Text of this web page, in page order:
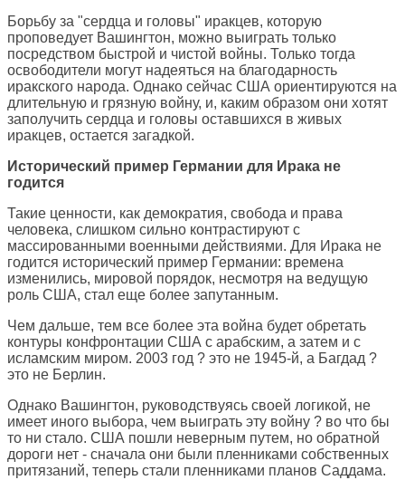
Борьбу за "сердца и головы" иракцев, которую
проповедует Вашингтон, можно выиграть только
посредством быстрой и чистой войны. Только тогда
освободители могут надеяться на благодарность
иракского народа. Однако сейчас США ориентируются на
длительную и грязную войну, и, каким образом они хотят
заполучить сердца и головы оставшихся в живых
иракцев, остается загадкой.
Исторический пример Германии для Ирака не
годится
Такие ценности, как демократия, свобода и права
человека, слишком сильно контрастируют с
массированными военными действиями. Для Ирака не
годится исторический пример Германии: времена
изменились, мировой порядок, несмотря на ведущую
роль США, стал еще более запутанным.
Чем дальше, тем все более эта война будет обретать
контуры конфронтации США с арабским, а затем и с
исламским миром. 2003 год ? это не 1945-й, а Багдад ?
это не Берлин.
Однако Вашингтон, руководствуясь своей логикой, не
имеет иного выбора, чем выиграть эту войну ? во что бы
то ни стало. США пошли неверным путем, но обратной
дороги нет - сначала они были пленниками собственных
притязаний, теперь стали пленниками планов Саддама.